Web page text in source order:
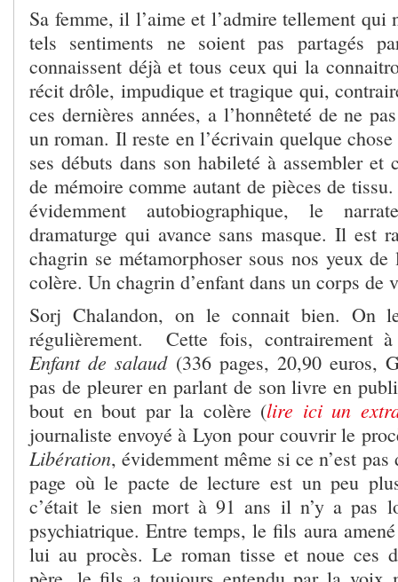
Sa femme, il l’aime et l’admire tellement qui
tels sentiments ne soient pas partagés
connaissent déjà et tous ceux qui la
récit drôle, impudique et tragique qui,
ces dernières années, a l’honnêteté de ne
un roman. Il reste en l’écrivain quelque
ses débuts dans son habileté à assembler et
de mémoire comme autant de pièces de
évidemment autobiographique, le
dramaturge qui avance sans masque. Il est
chagrin se métamorphoser sous nos yeux
colère. Un chagrin d’enfant dans un corps de
Sorj Chalandon, on le connait bien.
régulièrement.
Cette fois, contrairement
Enfant de salaud(336 pages, 20,90 euros,
pas de pleurer en parlant de son livre en
bout en bout par la colère (lire ici un
journaliste envoyé à Lyon pour couvrir le
Libération, évidemment même si ce n’est
page où le pacte de lecture est un peu
c’était le sien mort à 91 ans il n’y a pas
psychiatrique. Entre temps, le fils aura
lui au procès. Le roman tisse et noue ces